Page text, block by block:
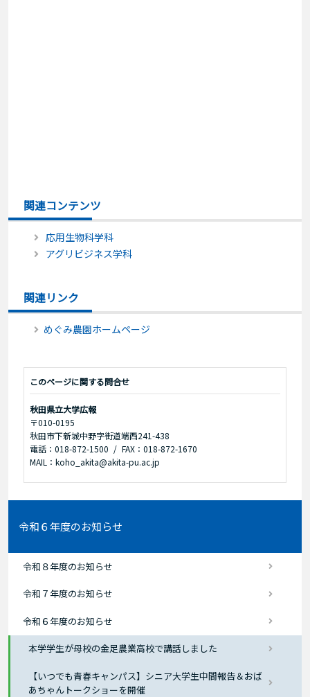
関連コンテンツ
応用生物科学科
アグリビジネス学科
関連リンク
めぐみ農園ホームページ
このページに関する問合せ
秋田県立大学広報
〒010-0195
秋田市下新城中野字街道端西241-438
電話：018-872-1500
FAX：018-872-1670
MAIL：koho_akita@akita-pu.ac.jp
令和６年度のお知らせ
令和８年度のお知らせ
令和７年度のお知らせ
令和６年度のお知らせ
本学学生が母校の金足農業高校で講話しました
【いつでも青春キャンパス】シニア大学生中間報告＆おば
あちゃんトークショーを開催